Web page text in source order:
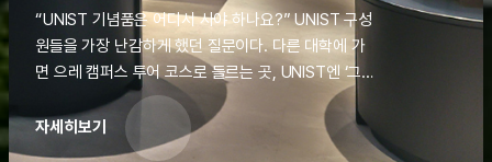
“UNIST 기념품은 어디서 사야 하나요?” UNIST 구성
원들을 가장 난감하게 했던 질문이다. 다른 대학에 가
면 으레 캠퍼스 투어 코스로 들르는 곳, UNIST엔 ‘그
것’이 없었다. 학교 탐방을 왔던 고등학생도, 자녀를 방
문하러 온 학부모도 빈손으로 돌려보내야 했던 아쉬움
을 달래줄 공간이 ‘유니크 스토어(UNIQUE
자세히보기